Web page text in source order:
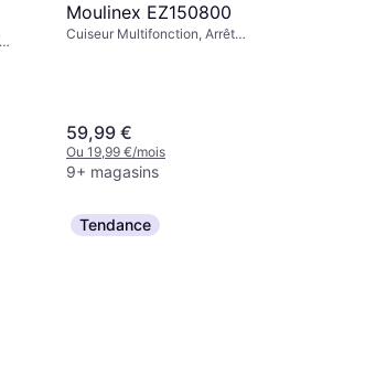
Moulinex EZ150800
Cuiseur Multifonction, Arrêt
59,99 €
Ou 19,99 €/mois
9+ magasins
Tendance